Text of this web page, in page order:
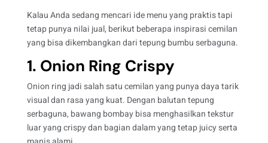
Kalau Anda sedang mencari ide menu yang praktis tapi
tetap punya nilai jual, berikut beberapa inspirasi cemilan
yang bisa dikembangkan dari tepung bumbu serbaguna.
1. Onion Ring Crispy
Onion ring jadi salah satu cemilan yang punya daya tarik
visual dan rasa yang kuat. Dengan balutan tepung
serbaguna, bawang bombay bisa menghasilkan tekstur
luar yang crispy dan bagian dalam yang tetap juicy serta